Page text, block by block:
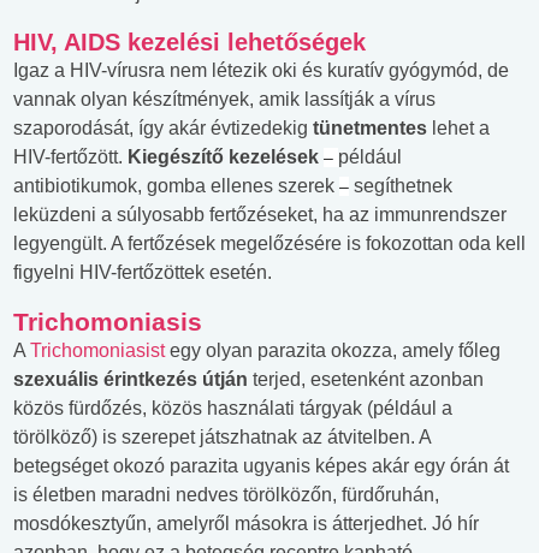
HIV, AIDS kezelési lehetőségek
Igaz a HIV-vírusra nem létezik oki és kuratív gyógymód, de
vannak olyan készítmények, amik lassítják a vírus
szaporodását, így akár évtizedekig tünetmentes lehet a
HIV-fertőzött. Kiegészítő kezelések – például
antibiotikumok, gomba ellenes szerek – segíthetnek
leküzdeni a súlyosabb fertőzéseket, ha az immunrendszer
legyengült. A fertőzések megelőzésére is fokozottan oda kell
figyelni HIV-fertőzöttek esetén.
Trichomoniasis
A Trichomoniasistegy olyan parazita okozza, amely főleg
szexuális érintkezés útján terjed, esetenként azonban
közös fürdőzés, közös használati tárgyak (például a
törölköző) is szerepet játszhatnak az átvitelben. A
betegséget okozó parazita ugyanis képes akár egy órán át
is életben maradni nedves törölközőn, fürdőruhán,
mosdókesztyűn, amelyről másokra is átterjedhet. Jó hír